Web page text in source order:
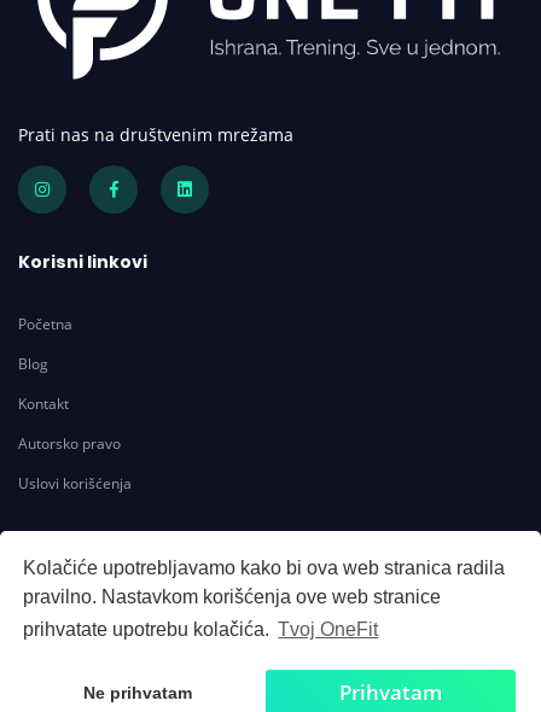
Kolačiće upotrebljavamo kako bi ova web stranica radila
pravilno. Nastavkom korišćenja ove web stranice
prihvatate upotrebu kolačića. Tvoj OneFit
Ne prihvatam Prihvatam
Prati nas na društvenim mrežama
Korisni linkovi
Početna
Blog
Kontakt
Autorsko pravo
Uslovi korišćenja
Kontakt
info@onefit.rs